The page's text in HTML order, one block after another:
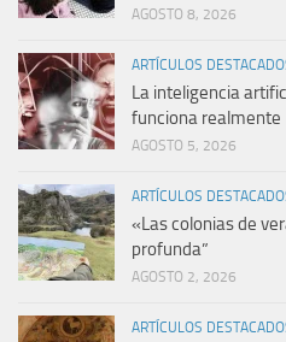
AGOSTO 8, 2026
ARTÍCULOS
La inteligencia
funciona realmente
AGOSTO 5, 2026
ARTÍCULOS
«Las colonias de
profunda”
AGOSTO 2, 2026
ARTÍCULOS